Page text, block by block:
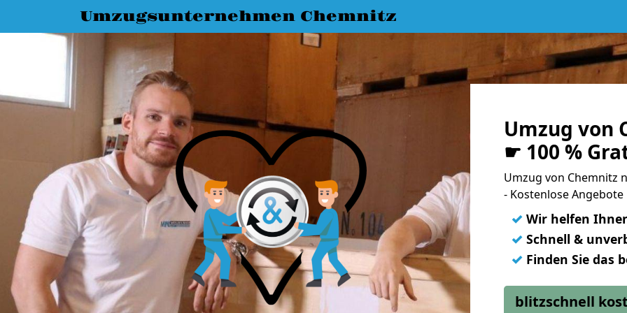
Umzugsunternehmen Chemnitz
Umzug von
☛ 100 %
Umzug von Chemnitz
- Kostenlose
✓ Wir helfen
✓ Schnell &
✓ Finden Sie das
blitzschnell